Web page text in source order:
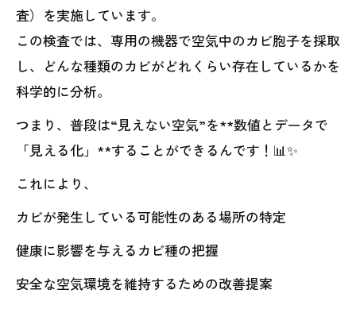
査）を実施しています。
この検査では、専用の機器で空気中のカビ胞子を採取
し、どんな種類のカビがどれくらい存在しているかを
科学的に分析。
つまり、普段は“見えない空気”を**数値とデータで
「見える化」**することができるんです！📊✨
これにより、
カビが発生している可能性のある場所の特定
健康に影響を与えるカビ種の把握
安全な空気環境を維持するための改善提案